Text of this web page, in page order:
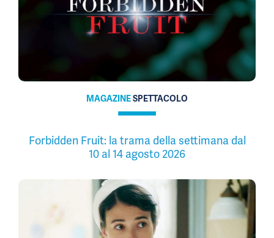
MAGAZINESPETTACOLO
Forbidden Fruit: la trama della settimana dal
10 al 14 agosto 2026